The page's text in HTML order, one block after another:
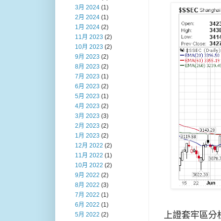
上證套牢區分
3月 2024 (1)
2月 2024 (1)
1月 2024 (2)
11月 2023 (2)
10月 2023 (2)
9月 2023 (2)
8月 2023 (2)
7月 2023 (1)
6月 2023 (2)
5月 2023 (1)
4月 2023 (2)
3月 2023 (3)
2月 2023 (2)
1月 2023 (2)
12月 2022 (2)
11月 2022 (1)
10月 2022 (2)
9月 2022 (2)
8月 2022 (3)
7月 2022 (1)
6月 2022 (1)
5月 2022 (2)